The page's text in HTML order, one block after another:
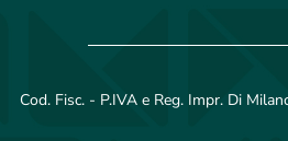
Cod. Fisc. - P.IVA e Reg. Impr. Di